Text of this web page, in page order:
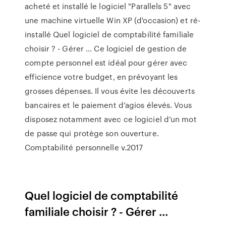
acheté et installé le logiciel "Parallels 5" avec
une machine virtuelle Win XP (d'occasion) et ré-
installé Quel logiciel de comptabilité familiale
choisir ? - Gérer ... Ce logiciel de gestion de
compte personnel est idéal pour gérer avec
efficience votre budget, en prévoyant les
grosses dépenses. Il vous évite les découverts
bancaires et le paiement d’agios élevés. Vous
disposez notamment avec ce logiciel d’un mot
de passe qui protège son ouverture.
Comptabilité personnelle v.2017
Quel logiciel de comptabilité
familiale choisir ? - Gérer ...